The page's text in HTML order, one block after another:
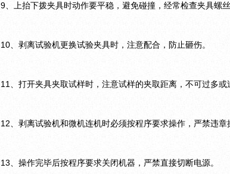
9、上抬下拨夹具时动作要平稳，避免碰撞，经常检查夹具螺丝
10、剥离试验机更换试验夹具时，注意配合，防止砸伤。
11、打开夹具夹取试样时，注意试样的夹取距离，不可过多或
12、剥离试验机和微机连机时必须按程序要求操作，严禁违章
13、操作完毕后按程序要求关闭机器，严禁直接切断电源。